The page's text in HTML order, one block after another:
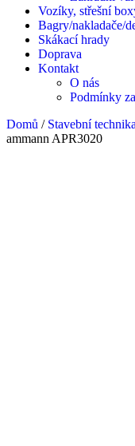
Vozíky, střešní
Bagry/nakladače/
Skákací hrady
Doprava
Kontakt
O nás
Podmínky
Domů / Stavební
ammann APR3020